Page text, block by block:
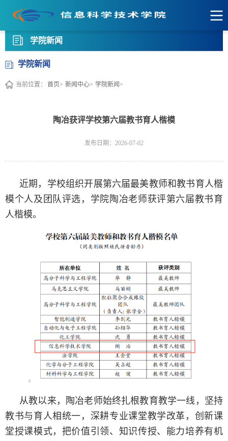
学院新闻
学院新闻
当前位置： 首页> 新闻中心> 学院新闻>
陶冶获评学校第六届教书育人楷模
发布日期：2026-07-02
近期，学校组织开展第六届最美教师和教书育人楷
模个人及团队评选，学院陶冶老师获评第六届教书育
人楷模。
从教以来，陶冶老师始终扎根教育教学一线，坚持
教书与育人相统一，深耕专业课堂教学改革，创新课
堂授课模式，把价值引领、知识传授、能力培养有机